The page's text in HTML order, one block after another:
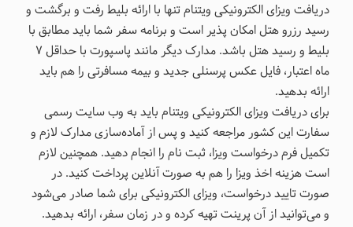
دریافت ویزای الکترونیکی ویتنام تنها با ارائه بلیط رفت و برگشت و
رسید رزرو هتل امکان پذیر است و برنامه سفر شما باید مطابق با
بلیط و رسید هتل باشد. مدارک دیگر مانند پاسپورت با حداقل ۷
ماه اعتبار، فایل عکس پرسنلی جدید و بیمه مسافرتی را هم باید
ارائه بدهید.
برای دریافت ویزای الکترونیکی ویتنام باید به وب سایت رسمی
سفارت این کشور مراجعه کنید و پس از آماده‌سازی مدارک لازم و
تکمیل فرم درخواست ویزا، ثبت نام را انجام دهید. همچنین لازم
است هزینه اخذ ویزا را هم به صورت آنلاین پرداخت کنید. در
صورت تایید درخواست، ویزای الکترونیکی برای شما صادر می‌شود
و می‌توانید از آن پرینت تهیه کرده و در زمان سفر، ارائه بدهید.